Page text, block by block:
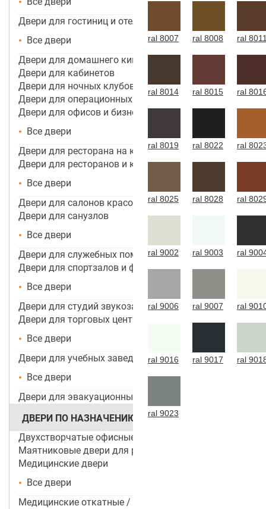
Двери для гостиниц и отелей
Все двери
Двери для домашнего кинотеатра
Двери для кабинетов
Двери для ночных клубов
Двери для операционных
Двери для офисов и бизнес центров
Все двери
Двери для ресторана на кухню
Двери для ресторанов и кафе
Все двери
Двери для салонов красоты
Двери для санузлов
Все двери
Двери для служебных помещений
Двери для спортзалов и фитнес-центров
Все двери
Двери для студий звукозаписи
Двери для торговых центров, помещений
Все двери
Двери для учебных заведений и ДОУ
Все двери
Двери для эвакуационных выходов
ДВЕРИ ПО НАЗНАЧЕНИЮ
Двухстворчатые офисные двери
Маятниковые двери для ресторанов и кафе
Медицинские двери
Все двери
Медицинские откатные / раздвижные двери
ral 8007 ral 8008 ral
ral 8014 ral 8015 ral
ral 8019 ral 8022 ral
ral 8025 ral 8028 ral
ral 9002 ral 9003 ral
ral 9006 ral 9007 ral
ral 9016 ral 9017 ral
ral 9023